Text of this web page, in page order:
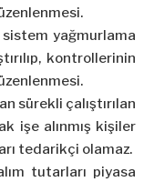
yağmurlama
kontrollerinin
sürekli çalıştırılan
işe alınmış kişiler
tedarikçi olamaz.
tutarları piyasa